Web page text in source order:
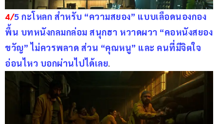
4/5 กะโหลก สำหรับ “ความสยอง” แบบเลือดนองกอง
พื้น บทหนังกลมกล่อม สนุกฮา หวาดผวา “คอหนังสยอง
ขวัญ” ไม่ควรพลาด ส่วน “คุณหนู” และ คนที่มีจิตใจ
อ่อนไหว บอกผ่านไปได้เลย.